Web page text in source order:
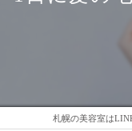
札幌の美容室は